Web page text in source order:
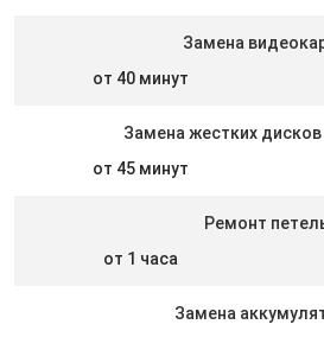
Замена
от 40 минут
Замена жестких дисков
от 45 минут
Ремонт
от 1 часа
Замена